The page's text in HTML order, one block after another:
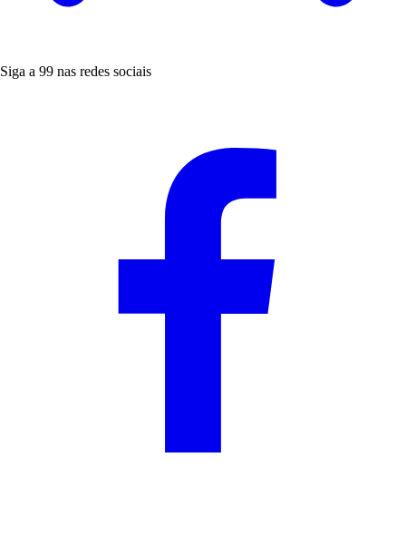
Siga a 99 nas redes sociais